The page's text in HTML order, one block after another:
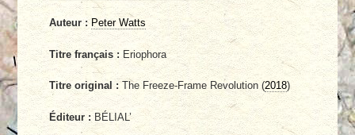
Auteur : Peter Watts
Titre français : Eriophora
Titre original : The Freeze-Frame Revolution (2018)
Éditeur : BÉLIAL’